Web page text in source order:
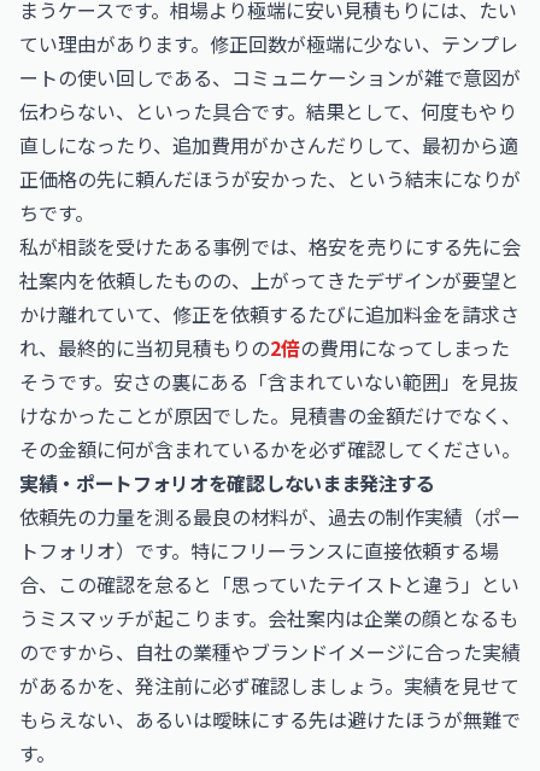
まうケースです。相場より極端に安い見積もりには、たい
てい理由があります。修正回数が極端に少ない、テンプレ
ートの使い回しである、コミュニケーションが雑で意図が
伝わらない、といった具合です。結果として、何度もやり
直しになったり、追加費用がかさんだりして、最初から適
正価格の先に頼んだほうが安かった、という結末になりが
ちです。
私が相談を受けたある事例では、格安を売りにする先に会
社案内を依頼したものの、上がってきたデザインが要望と
かけ離れていて、修正を依頼するたびに追加料金を請求さ
れ、最終的に当初見積もりの2倍の費用になってしまった
そうです。安さの裏にある「含まれていない範囲」を見抜
けなかったことが原因でした。見積書の金額だけでなく、
その金額に何が含まれているかを必ず確認してください。
実績・ポートフォリオを確認しないまま発注する
依頼先の力量を測る最良の材料が、過去の制作実績（ポー
トフォリオ）です。特にフリーランスに直接依頼する場
合、この確認を怠ると「思っていたテイストと違う」とい
うミスマッチが起こります。会社案内は企業の顔となるも
のですから、自社の業種やブランドイメージに合った実績
があるかを、発注前に必ず確認しましょう。実績を見せて
もらえない、あるいは曖昧にする先は避けたほうが無難で
す。